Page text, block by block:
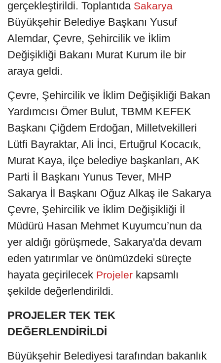
gerçekleştirildi. Toplantıda Sakarya
Büyükşehir Belediye Başkanı Yusuf
Alemdar, Çevre, Şehircilik ve İklim
Değişikliği Bakanı Murat Kurum ile bir
araya geldi.
Çevre, Şehircilik ve İklim Değişikliği Bakan
Yardımcısı Ömer Bulut, TBMM KEFEK
Başkanı Çiğdem Erdoğan, Milletvekilleri
Lütfi Bayraktar, Ali İnci, Ertuğrul Kocacık,
Murat Kaya, ilçe belediye başkanları, AK
Parti İl Başkanı Yunus Tever, MHP
Sakarya İl Başkanı Oğuz Alkaş ile Sakarya
Çevre, Şehircilik ve İklim Değişikliği İl
Müdürü Hasan Mehmet Kuyumcu’nun da
yer aldığı görüşmede, Sakarya'da devam
eden yatırımlar ve önümüzdeki süreçte
hayata geçirilecek Projeler kapsamlı
şekilde değerlendirildi.
PROJELER TEK TEK
DEĞERLENDİRİLDİ
Büyükşehir Belediyesi tarafından bakanlık